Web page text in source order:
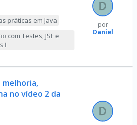
práticas em Java
com Testes, JSF e
I
por
Daniel
melhoria,
no vídeo 2 da